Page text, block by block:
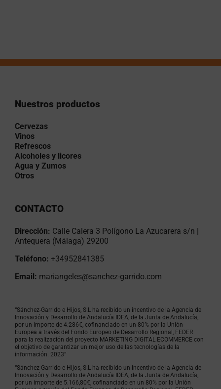
Nuestros productos
Cervezas
Vinos
Refrescos
Alcoholes y licores
Agua y Zumos
Otros
CONTACTO
Dirección: Calle Calera 3 Polígono La Azucarera s/n |
Antequera (Málaga) 29200
Teléfono: +34952841385
Email: mariangeles@sanchez-garrido.com
“Sánchez-Garrido e Hijos, S.L ha recibido un incentivo de la Agencia de
Innovación y Desarrollo de Andalucía IDEA, de la Junta de Andalucía,
por un importe de 4.286€, cofinanciado en un 80% por la Unión
Europea a través del Fondo Europeo de Desarrollo Regional, FEDER
para la realización del proyecto MARKETING DIGITAL ECOMMERCE con
el objetivo de garantizar un mejor uso de las tecnologías de la
información. 2023”
“Sánchez-Garrido e Hijos, S.L ha recibido un incentivo de la Agencia de
Innovación y Desarrollo de Andalucía IDEA, de la Junta de Andalucía,
por un importe de 5.166,80€, cofinanciado en un 80% por la Unión